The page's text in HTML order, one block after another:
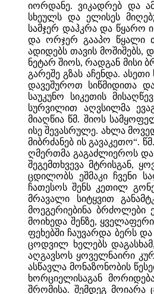
იორდანე. ვიკადრებ და
სხეულს და ელისეს
სამჯერ დაჰკრა და წყარო
და ორჯერ გააპო წყალი
ადიდებს თავის მოშიშებს,
ნეტარ შიოს, რადგან მისი
გარეშე გზას აჩენდა.
დავეშუროთ სიწმიდითა
საუკუნო სიკეთის
სურვილით აღვსილმა
მიაღწია წმ. შიოს
ისე შევასრულე. ახლა
მიბრძანებ ის გავაკეთო“.
ღმერთმა გაგაძლიეროს
შეგემთხვევა მტრისგან,
ცდილობს ეშმაკი ჩვენი
ჩათესოს შენს კეთილ
მრავალი სიტყვით
მოეგერიებინა ბრძოლები
მოიხედა შენზე,
ფეხებში ჩაუვარდა ბერს
ცოდვილ ხელებს
აღგავსოს ყოველნაირი
ასწავლა მონაზონობის
ხორციელისაგან
შრომისა. შემდეგ